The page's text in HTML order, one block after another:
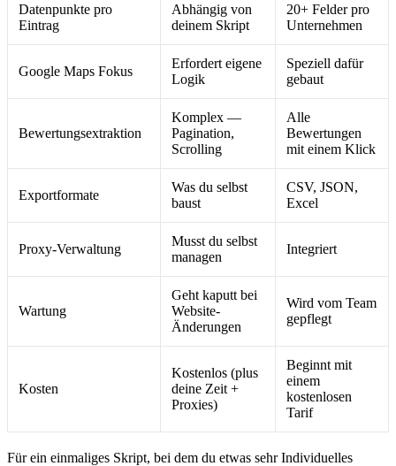
Datenpunkte pro
Eintrag
Abhängig von
deinem Skript
20+ Felder pro
Unternehmen
Google Maps Fokus
Erfordert eigene
Logik
Speziell dafür
gebaut
Bewertungsextraktion
Komplex —
Pagination,
Scrolling
Alle
Bewertungen
mit einem Klick
Exportformate
Was du selbst
baust
CSV, JSON,
Excel
Proxy-Verwaltung
Musst du selbst
managen
Integriert
Wartung
Geht kaputt bei
Website-
Änderungen
Wird vom Team
gepflegt
Kosten
Kostenlos (plus
deine Zeit +
Proxies)
Beginnt mit
einem
kostenlosen
Tarif
Für ein einmaliges Skript, bei dem du etwas sehr Individuelles